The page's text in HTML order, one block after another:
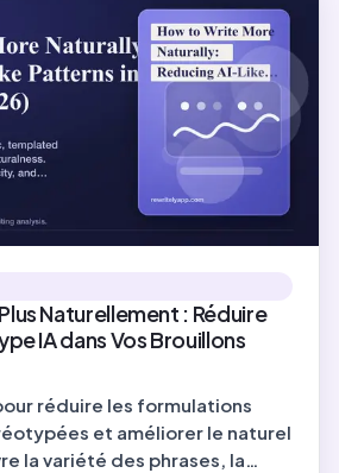
Naturellement : Réduire
IA dans Vos Brouillons
réduire les formulations
et améliorer le naturel
la variété des phrases, la